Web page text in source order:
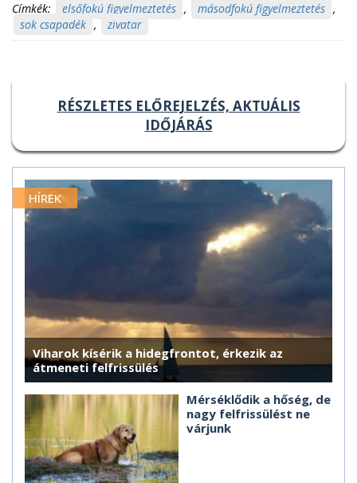
Címkék: elsőfokú figyelmeztetés , másodfokú figyelmeztetés ,
sok csapadék , zivatar
RÉSZLETES ELŐREJELZÉS, AKTUÁLIS
IDŐJÁRÁS
HÍREK
Viharok kísérik a hidegfrontot, érkezik az
átmeneti felfrissülés
Mérséklődik a hőség, de
nagy felfrissülést ne
várjunk